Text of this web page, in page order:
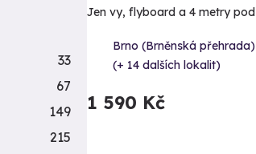
Jen vy, flyboard a 4 metry
Brno (Brněnská přehrada)
(+ 14 dalších lokalit)
1 590 Kč
33
67
149
215